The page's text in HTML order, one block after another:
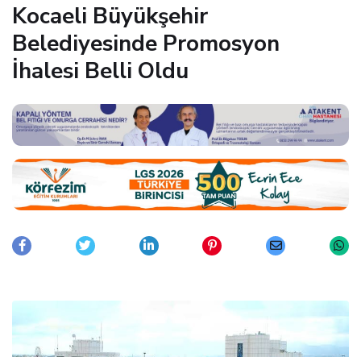
Kocaeli Büyükşehir
Belediyesinde Promosyon
İhalesi Belli Oldu